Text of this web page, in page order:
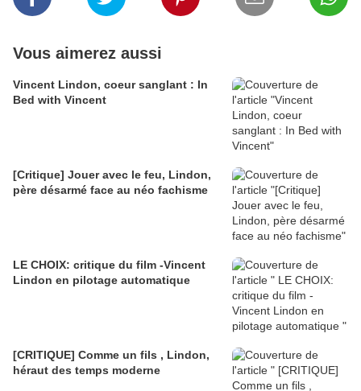
Vous aimerez aussi
Vincent Lindon, coeur sanglant : In
Bed with Vincent
[Critique] Jouer avec le feu, Lindon,
père désarmé face au néo fachisme
LE CHOIX: critique du film -Vincent
Lindon en pilotage automatique
[CRITIQUE] Comme un fils , Lindon,
héraut des temps moderne